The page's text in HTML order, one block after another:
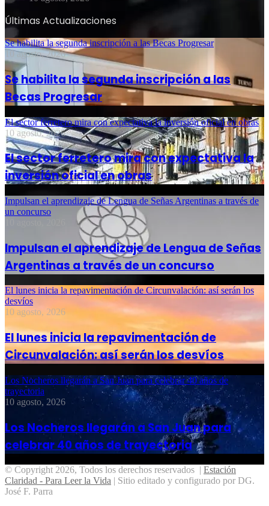
Últimas Actualizaciones
Se habilita la segunda inscripción a las Becas Progresar
10 agosto, 2026
Se habilita la segunda inscripción a las
Becas Progresar
El sector ferretero mira con expectativa la inversión oficial en obras
10 agosto, 2026
El sector ferretero mira con expectativa la
inversión oficial en obras
Impulsan el aprendizaje de Lengua de Señas Argentinas a través de
un concurso
Impulsan el aprendizaje de Lengua de Señas
Argentinas a través de un concurso
El lunes inicia la repavimentación de Circunvalación: así serán los
desvíos
10 agosto, 2026
El lunes inicia la repavimentación de
Circunvalación: así serán los desvíos
Los Nocheros llegarán a San Juan para celebrar 40 años de
trayectoria
10 agosto, 2026
Los Nocheros llegarán a San Juan para
celebrar 40 años de trayectoria
© Copyright 2026, Todos los derechos reservados | Estación
Claridad - Para Leer la Vida | Sitio editado y configurado por DG.
José F. Parra